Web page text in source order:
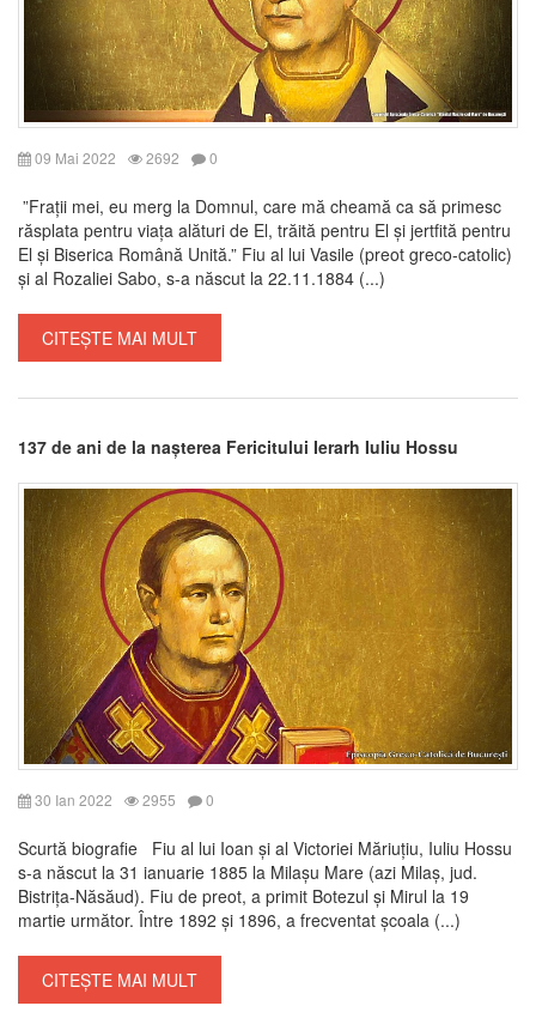
09 Mai 2022 2692 0
”Frații mei, eu merg la Domnul, care mă cheamă ca să primesc
răsplata pentru viața alături de El, trăită pentru El și jertfită pentru
El și Biserica Română Unită.” Fiu al lui Vasile (preot greco-catolic)
și al Rozaliei Sabo, s-a născut la 22.11.1884 (...)
CITEȘTE MAI MULT
137 de ani de la nașterea Fericitului Ierarh Iuliu Hossu
30 Ian 2022 2955 0
Scurtă biografie Fiu al lui Ioan și al Victoriei Măriuțiu, Iuliu Hossu
s-a născut la 31 ianuarie 1885 la Milașu Mare (azi Milaș, jud.
Bistrița-Năsăud). Fiu de preot, a primit Botezul și Mirul la 19
martie următor. Între 1892 și 1896, a frecventat școala (...)
CITEȘTE MAI MULT